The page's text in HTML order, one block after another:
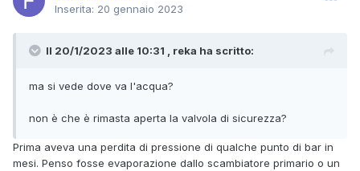
Inserita: 20 gennaio 2023
Il 20/1/2023 alle 10:31 , reka ha scritto:
ma si vede dove va l'acqua?
non è che è rimasta aperta la valvola di sicurezza?
Prima aveva una perdita di pressione di qualche punto di bar in
mesi. Penso fosse evaporazione dallo scambiatore primario o un